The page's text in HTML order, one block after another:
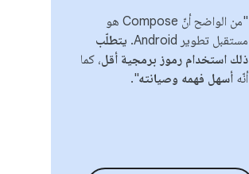
"من الواضح أنّ Compose هو
مستقبل تطوير Android.
يتطلّب
ذلك استخدام رموز برمجية أقل، كما
أنّه أسهل فهمه وصيانته".